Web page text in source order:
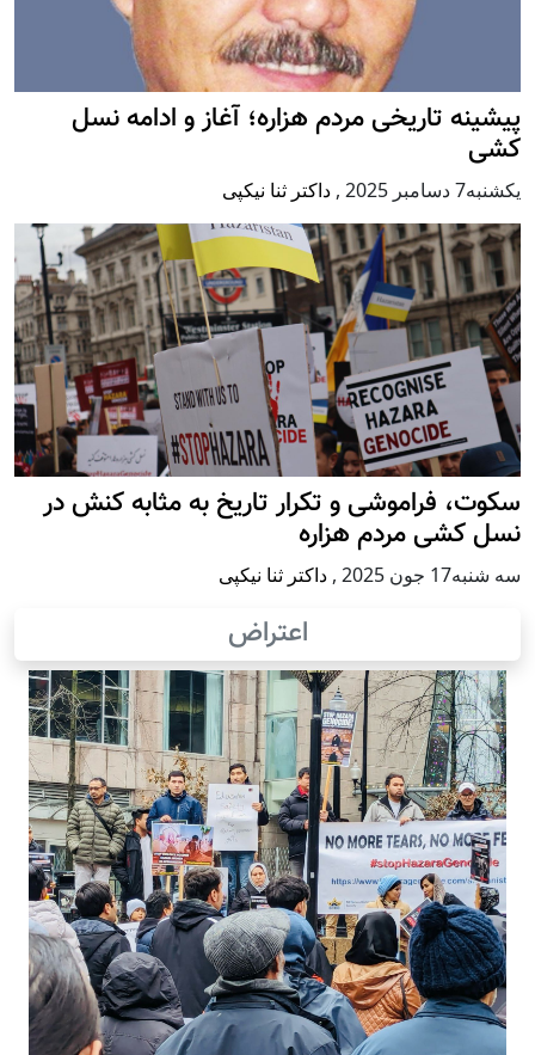
پيشينه تاريخی مردم هزاره؛ آغاز و ادامه نسل
کشی
يكشنبه7 دسامبر 2025 , داکتر ثنا نیکپی
سکوت، فراموشی و تکرار تاريخ به مثابه کنش در
نسل کشی مردم هزاره
سه شنبه17 جون 2025 , داکتر ثنا نیکپی
اعتراض